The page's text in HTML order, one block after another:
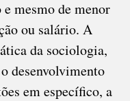
mesmo de menor
ou salário. A
da sociologia,
desenvolvimento
em específico, a